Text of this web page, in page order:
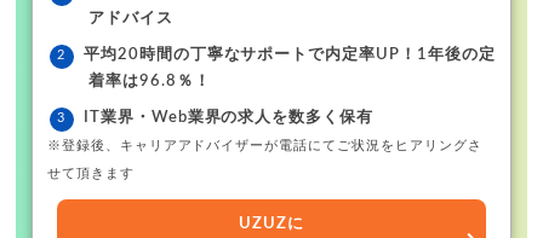
アドバイス
平均20時間の丁寧なサポートで内定率UP！1年後の定
着率は96.8％！
IT業界・Web業界の求人を数多く保有
※登録後、キャリアアドバイザーが電話にてご状況をヒアリングさ
せて頂きます
UZUZに